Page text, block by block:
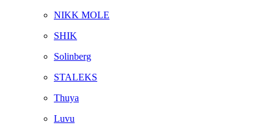
NIKK MOLE
SHIK
Solinberg
STALEKS
Thuya
Luvu